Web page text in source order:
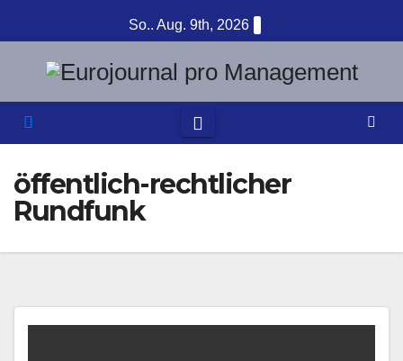
Inhalt
springen
So.. Aug. 9th, 2026
öffentlich-rechtlicher
Rundfunk